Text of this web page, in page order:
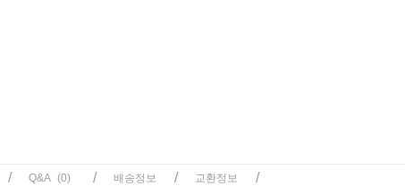
/ Q&A (0) / 배송정보 / 교환정보 /